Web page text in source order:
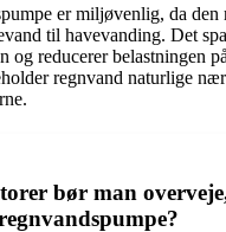
er miljøvenlig, da den
til havevanding. Det
og reducerer belastningen
regnvand naturlige
bør man